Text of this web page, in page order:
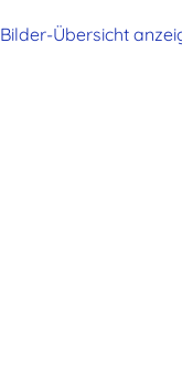
Bilder-Übersicht